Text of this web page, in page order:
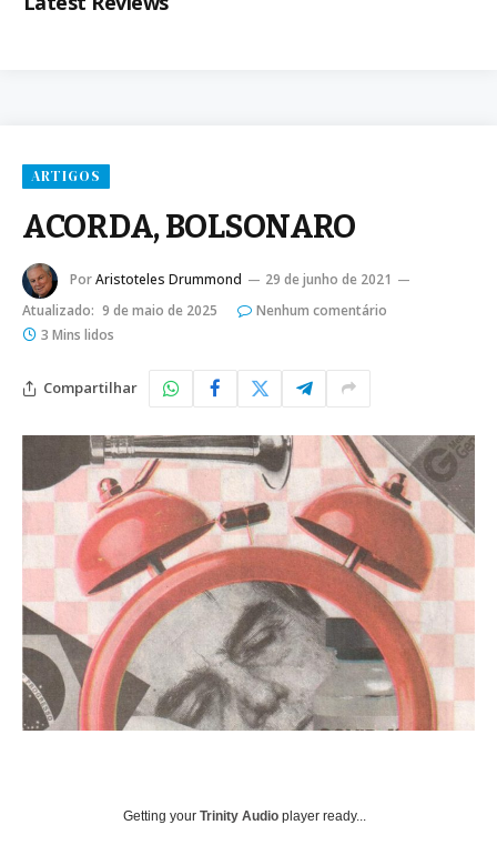
ARTIGOS
ACORDA, BOLSONARO
PorAristoteles Drummond
29 de junho de 2021
Atualizado: 9 de maio de 2025
Nenhum comentário
3 Mins lidos
Compartilhar
Getting your Trinity Audio player ready...